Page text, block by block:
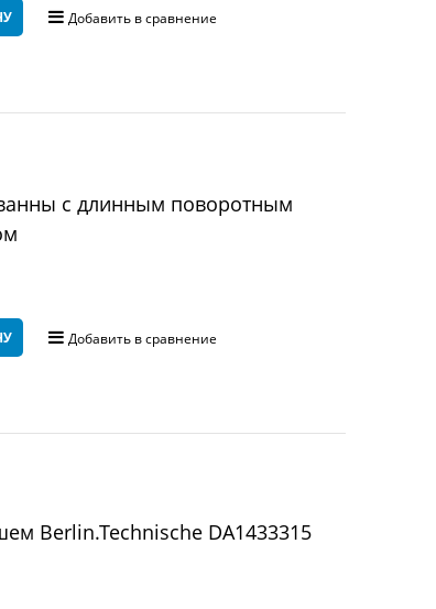
Добавить в сравнение
с длинным поворотным
Добавить в сравнение
Berlin.Technische DA1433315